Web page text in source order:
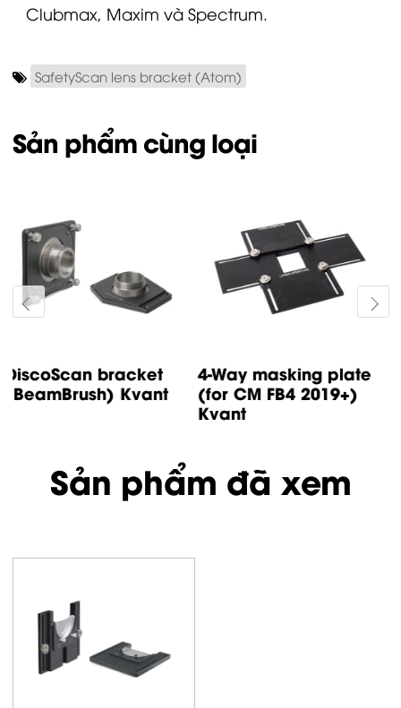
Clubmax, Maxim và Spectrum.
SafetyScan lens bracket (Atom)
Sản phẩm cùng loại
SafetyScan lens
bracket (Spectrum)
Khung giá...
SafetyScan lens
bracket (Maxim G20)
Khung...
Sản phẩm đã xem